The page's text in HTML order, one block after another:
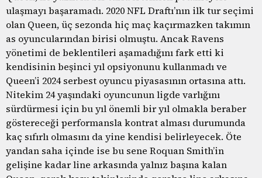
ulaşmayı başaramadı. 2020 NFL Draftı’nın ilk tur seçimi
olan Queen, üç sezonda hiç maç kaçırmazken takımın
as oyuncularından birisi olmuştu. Ancak Ravens
yönetimi de beklentileri aşamadığını fark etti ki
kendisinin beşinci yıl opsiyonunu kullanmadı ve
Queen’i 2024 serbest oyuncu piyasasının ortasına attı.
Nitekim 24 yaşındaki oyuncunun ligde varlığını
sürdürmesi için bu yıl önemli bir yıl olmakla beraber
göstereceği performansla kontrat alması durumunda
kaç sıfırlı olmasını da yine kendisi belirleyecek. Öte
yandan saha içinde ise bu sene Roquan Smith’in
gelişine kadar line arkasında yalnız başına kalan